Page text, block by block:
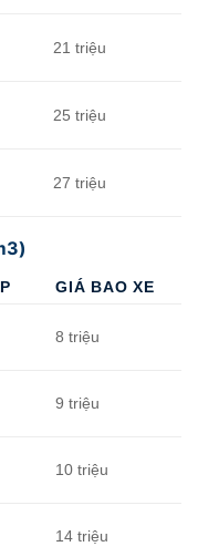
21 triệu
25 triệu
27 triệu
GIÁ BAO XE
8 triệu
9 triệu
10 triệu
14 triệu